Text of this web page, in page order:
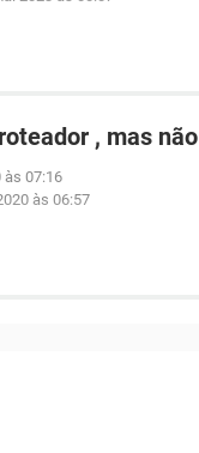
, mas
às 07:16
às 06:57